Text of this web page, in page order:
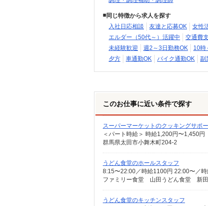
同じ特徴から求人を探す
入社日応相談
友達と応募OK 女性
エルダー（50代～）活躍中
交通費
未経験歓迎
週2～3日勤務OK 10時
夕方
車通勤OK バイク通勤OK 副
このお仕事に近い条件で探す
スーパーマーケットのクッキングサポ
群馬県太田市小舞木町204-2
うどん食堂のホールスタッフ
8:15〜22:00／時給1100円 22:00〜／
ファミリー食堂 山田うどん食堂 新田
うどん食堂のキッチンスタッフ